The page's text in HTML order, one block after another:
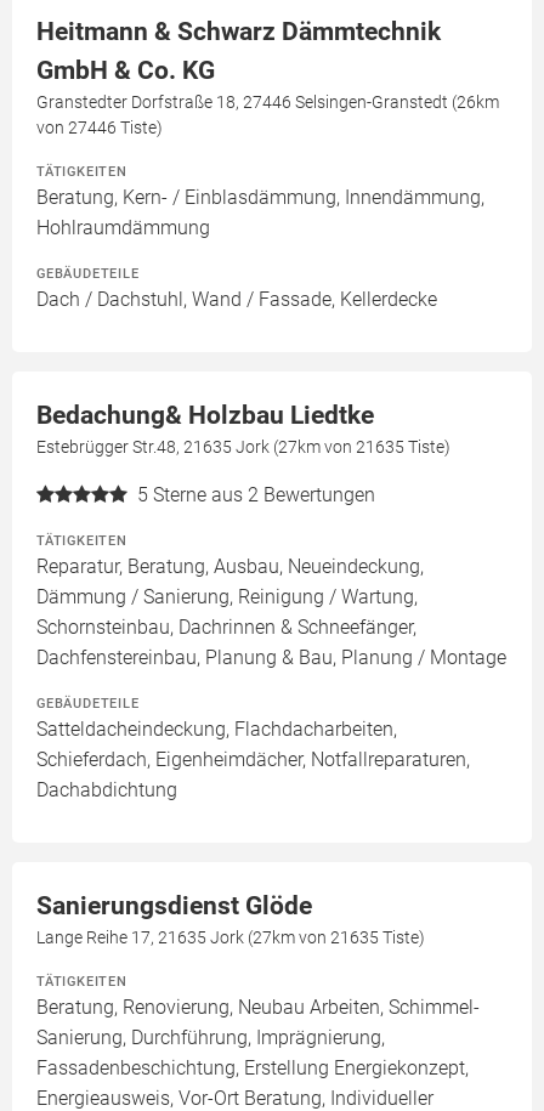
Heitmann & Schwarz Dämmtechnik
GmbH & Co. KG
Granstedter Dorfstraße 18, 27446 Selsingen-Granstedt (26km
von 27446 Tiste)
TÄTIGKEITEN
Beratung, Kern- / Einblasdämmung, Innendämmung,
Hohlraumdämmung
GEBÄUDETEILE
Dach / Dachstuhl, Wand / Fassade, Kellerdecke
Bedachung& Holzbau Liedtke
Estebrügger Str.48, 21635 Jork (27km von 21635 Tiste)
5 Sterne aus 2 Bewertungen
TÄTIGKEITEN
Reparatur, Beratung, Ausbau, Neueindeckung,
Dämmung / Sanierung, Reinigung / Wartung,
Schornsteinbau, Dachrinnen & Schneefänger,
Dachfenstereinbau, Planung & Bau, Planung / Montage
GEBÄUDETEILE
Satteldacheindeckung, Flachdacharbeiten,
Schieferdach, Eigenheimdächer, Notfallreparaturen,
Dachabdichtung
Sanierungsdienst Glöde
Lange Reihe 17, 21635 Jork (27km von 21635 Tiste)
TÄTIGKEITEN
Beratung, Renovierung, Neubau Arbeiten, Schimmel-
Sanierung, Durchführung, Imprägnierung,
Fassadenbeschichtung, Erstellung Energiekonzept,
Energieausweis, Vor-Ort Beratung, Individueller